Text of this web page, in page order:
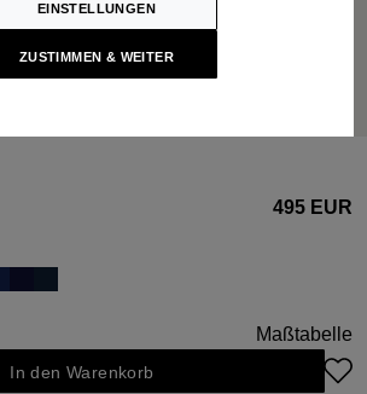
495 EUR
Maßtabelle
In den Warenkorb
EINSTELLUNGEN
ZUSTIMMEN & WEITER